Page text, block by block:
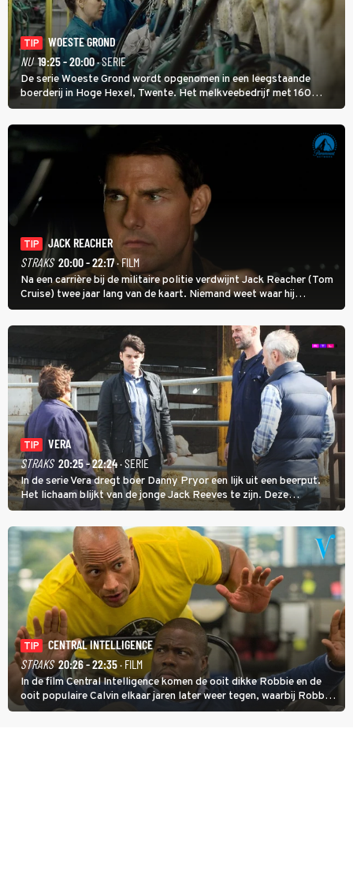
TIP
WOESTE GROND
NU 19:25 - 20:00· SERIE
De serie Woeste Grond wordt opgenomen in een leegstaande
boerderij in Hoge Hexel, Twente. Het melkveebedrijf met 160
koeien moest sluiten, omdat het dicht bij een Natura 2000-gebied
ligt. In de serie heerst er een gevaarlijke veeziekte.
TIP
JACK REACHER
STRAKS 20:00 - 22:17· FILM
Na een carrière bij de militaire politie verdwijnt Jack Reacher (Tom
Cruise) twee jaar lang van de kaart. Niemand weet waar hij
uithangt, totdat moordverdachte James Barr naar hem vraagt.
TIP
VERA
STRAKS 20:25 - 22:24· SERIE
In de serie Vera dregt boer Danny Pryor een lijk uit een beerput.
Het lichaam blijkt van de jonge Jack Reeves te zijn. Deze
homoseksuele woonwagenbewoner had gebroken met zijn familie
en verliet het kamp met slaande ruzie.
TIP
CENTRAL INTELLIGENCE
STRAKS 20:26 - 22:35· FILM
In de film Central Intelligence komen de ooit dikke Robbie en de
ooit populaire Calvin elkaar jaren later weer tegen, waarbij Robbie,
inmiddels supergespierd en werkzaam voor de CIA, Calvins hulp